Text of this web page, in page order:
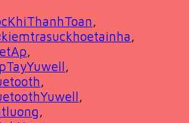
,
,
,
,
,
,
,